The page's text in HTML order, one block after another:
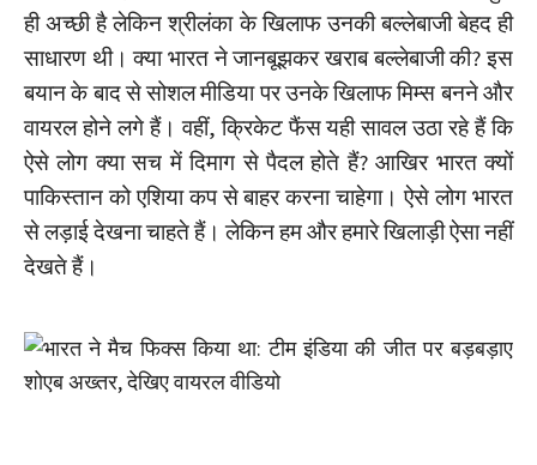
ही अच्छी है लेकिन श्रीलंका के खिलाफ उनकी बल्लेबाजी बेहद ही
साधारण थी। क्या भारत ने जानबूझकर खराब बल्लेबाजी की? इस
बयान के बाद से सोशल मीडिया पर उनके खिलाफ मिम्स बनने और
वायरल होने लगे हैं। वहीं, क्रिकेट फैंस यही सावल उठा रहे हैं कि
ऐसे लोग क्या सच में दिमाग से पैदल होते हैं? आखिर भारत क्यों
पाकिस्तान को एशिया कप से बाहर करना चाहेगा। ऐसे लोग भारत
से लड़ाई देखना चाहते हैं। लेकिन हम और हमारे खिलाड़ी ऐसा नहीं
देखते हैं।